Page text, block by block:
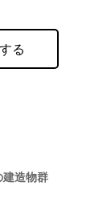
る
建造物群